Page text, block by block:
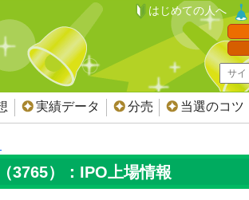
はじめての人へ
実績データ 分売 当選のコツ
3765）：IPO上場情報